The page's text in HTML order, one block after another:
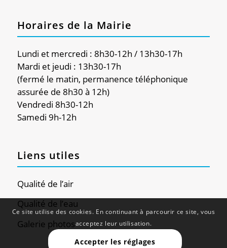
Horaires de la Mairie
Lundi et mercredi : 8h30-12h / 13h30-17h
Mardi et jeudi : 13h30-17h
(fermé le matin, permanence téléphonique
assurée de 8h30 à 12h)
Vendredi 8h30-12h
Samedi 9h-12h
Liens utiles
Qualité de l’air
Qualité de l’eau
Galerie photos
Ce site utilise des cookies. En continuant à parcourir ce site, vous
acceptez leur utilisation.
Accepter les réglages